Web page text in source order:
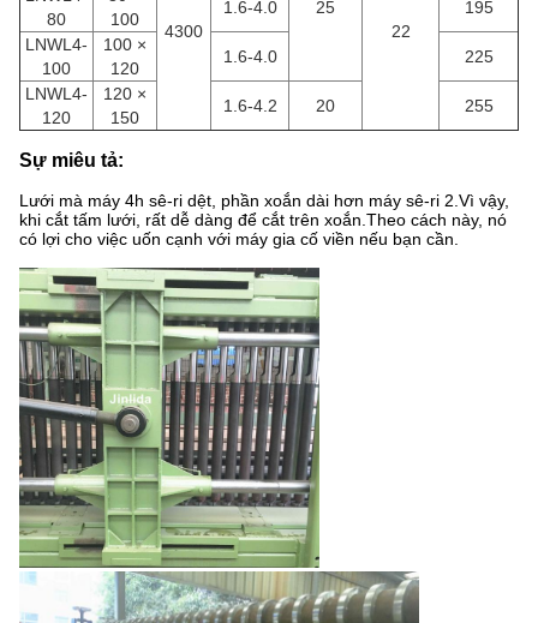
4300
25
22
80
100
1.6-4.0
195
LNWL4-
100
100 ×
120
1.6-4.0
225
LNWL4-
120
120 ×
150
1.6-4.2 20 255
Sự miêu tả:
Lưới mà máy 4h sê-ri dệt, phần xoắn dài hơn máy sê-ri 2.Vì vậy,
khi cắt tấm lưới, rất dễ dàng để cắt trên xoắn.Theo cách này, nó
có lợi cho việc uốn cạnh với máy gia cố viền nếu bạn cần.